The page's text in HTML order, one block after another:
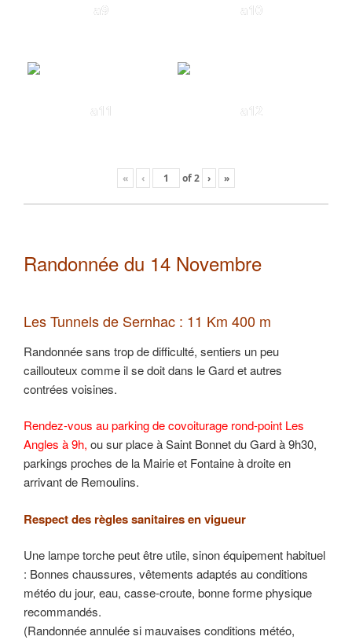
a9 a10
a11 a12
« ‹ of2 › »
Randonnée du 14 Novembre
Les Tunnels de Sernhac : 11 Km 400 m
Randonnée sans trop de difficulté, sentiers un peu
caillouteux comme il se doit dans le Gard et autres
contrées voisines.
Rendez-vous au parking de covoiturage rond-point Les
Angles à 9h, ou sur place à Saint Bonnet du Gard à 9h30,
parkings proches de la Mairie et Fontaine à droite en
arrivant de Remoulins.
Respect des règles sanitaires en vigueur
Une lampe torche peut être utile, sinon équipement habituel
: Bonnes chaussures, vêtements adaptés au conditions
météo du jour, eau, casse-croute, bonne forme physique
recommandés.
(Randonnée annulée si mauvaises conditions météo,